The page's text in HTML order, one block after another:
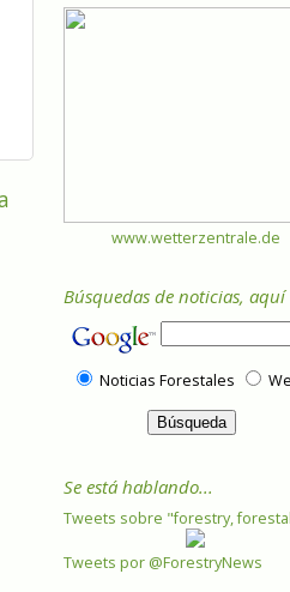
www.wetterzentrale.de
Búsquedas de noticias, aquí
Noticias Forestales
Se está hablando...
Tweets sobre "forestry,
Tweets por @ForestryNews